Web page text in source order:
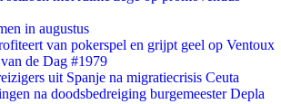
in augustus
van pokerspel en grijpt geel op Ventoux
de Dag #1979
uit Spanje na migratiecrisis Ceuta
na doodsbedreiging burgemeester Depla